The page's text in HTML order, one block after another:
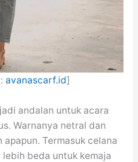
avanascarf.id]
andalan untuk acara
Warnanya netral dan
Termasuk celana
beda untuk kemaja